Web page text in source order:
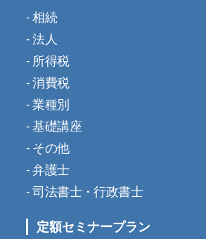
相続
法人
所得税
消費税
業種別
基礎講座
その他
弁護士
司法書士・行政書士
定額セミナープラン